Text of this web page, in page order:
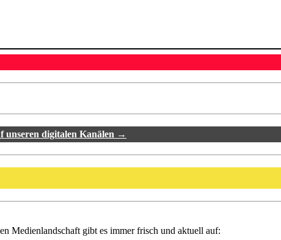
unseren digitalen Kanälen →
Medienlandschaft gibt es immer frisch und aktuell auf: